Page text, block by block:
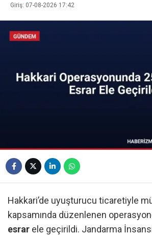
Giriş: 07-08-2026 17:42
Hakkari’de uyuşturucu ticaretiyle
kapsamında düzenlenen
esrar ele geçirildi. Jandarma